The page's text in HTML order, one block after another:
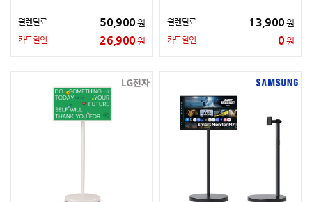
월렌탈료 50,900원
카드할인 26,900원
월렌탈료 13,900원
카드할인 0원